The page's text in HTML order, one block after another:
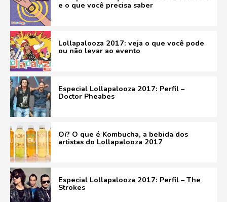
e o que você precisa saber
Lollapalooza 2017: veja o que você pode
ou não levar ao evento
Especial Lollapalooza 2017: Perfil –
Doctor Pheabes
Oi? O que é Kombucha, a bebida dos
artistas do Lollapalooza 2017
Especial Lollapalooza 2017: Perfil – The
Strokes